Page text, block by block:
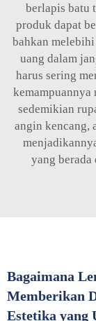
berlapis batu
produk dapat
bahkan
uang dalam
harus sering
kemampuannya
sedemikian
angin kencang,
yang
Bagaimana
Memberikan
Estetika yang